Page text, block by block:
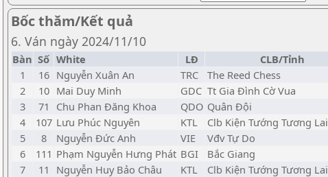
Bốc thăm/Kết quả
6. Ván ngày 2024/11/10
Bàn Số White LĐ CLB/Tỉnh
1
16 Nguyễn Xuân An TRC The Reed Chess
2
10 Mai Duy Minh GDC Tt Gia Đình Cờ Vua
3
71 Chu Phan Đăng Khoa QDO Quân Đội
4
107 Lưu Phúc Nguyên KTL Clb Kiện Tướng Tương Lai
5
8 Nguyễn Đức Anh VIE Vđv Tự Do
6
111 Phạm Nguyễn Hưng Phát BGI Bắc Giang
7
11 Nguyễn Huy Bảo Châu KTL Clb Kiện Tướng Tương Lai